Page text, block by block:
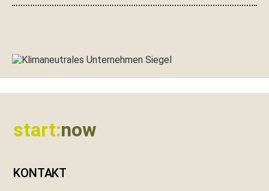
start:now
KONTAKT